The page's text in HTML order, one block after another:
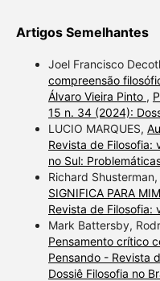
Artigos Semelhantes
Joel Francisco
compreensão
Álvaro Vieira Pinto ,
15 n. 34 (2024):
LUCIO MARQUES,
Revista de Filosofia:
no Sul:
Richard Shusterman,
SIGNIFICA PARA
Revista de Filosofia:
Mark Battersby,
Pensamento crítico
Pensando - Revista
Dossiê Filosofia no